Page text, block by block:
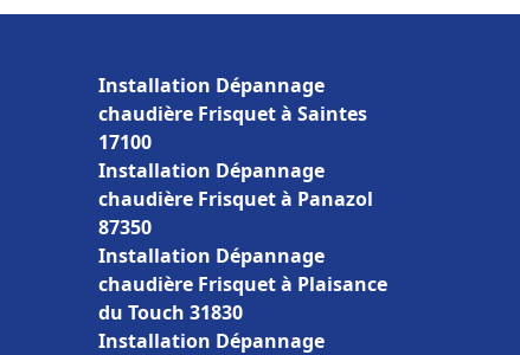
Installation Dépannage
chaudière Frisquet à Saintes
17100
Installation Dépannage
chaudière Frisquet à Panazol
87350
Installation Dépannage
chaudière Frisquet à Plaisance
du Touch 31830
Installation Dépannage